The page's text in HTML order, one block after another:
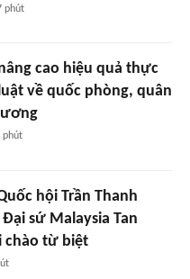
phút
cao hiệu quả thực
về quốc phòng, quân
phút
hội Trần Thanh
sứ Malaysia Tan
chào từ biệt